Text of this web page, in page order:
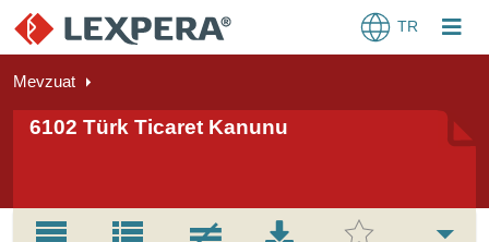
TR
Mevzuat
6102 Türk Ticaret Kanunu